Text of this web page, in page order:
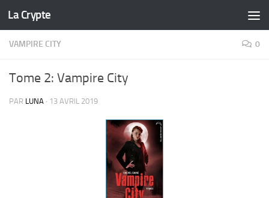
Skip to content
La Crypte
VAMPIRE CITY 0
Tome 2: Vampire City
PAR LUNA · 13 AVRIL 2019